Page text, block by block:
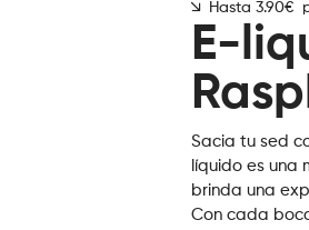
Hasta 3.90€
E-
Sacia tu sed
líquido es una
brinda una
Con cada